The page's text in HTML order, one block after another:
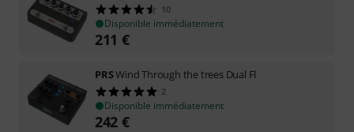
10
Disponible immédiatement
211 €
PRSWind Through the trees Dual Fl
2
Disponible immédiatement
242 €